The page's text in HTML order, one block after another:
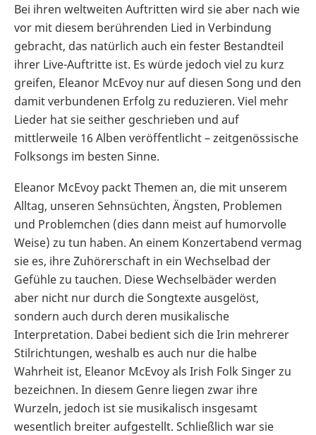
Bei ihren weltweiten Auftritten wird sie aber nach wie
vor mit diesem berührenden Lied in Verbindung
gebracht, das natürlich auch ein fester Bestandteil
ihrer Live-Auftritte ist. Es würde jedoch viel zu kurz
greifen, Eleanor McEvoy nur auf diesen Song und den
damit verbundenen Erfolg zu reduzieren. Viel mehr
Lieder hat sie seither geschrieben und auf
mittlerweile 16 Alben veröffentlicht – zeitgenössische
Folksongs im besten Sinne.
Eleanor McEvoy packt Themen an, die mit unserem
Alltag, unseren Sehnsüchten, Ängsten, Problemen
und Problemchen (dies dann meist auf humorvolle
Weise) zu tun haben. An einem Konzertabend vermag
sie es, ihre Zuhörerschaft in ein Wechselbad der
Gefühle zu tauchen. Diese Wechselbäder werden
aber nicht nur durch die Songtexte ausgelöst,
sondern auch durch deren musikalische
Interpretation. Dabei bedient sich die Irin mehrerer
Stilrichtungen, weshalb es auch nur die halbe
Wahrheit ist, Eleanor McEvoy als Irish Folk Singer zu
bezeichnen. In diesem Genre liegen zwar ihre
Wurzeln, jedoch ist sie musikalisch insgesamt
wesentlich breiter aufgestellt. Schließlich war sie